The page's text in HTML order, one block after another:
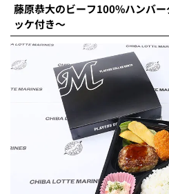
藤原恭大のビーフ100%ハンバ
ッケ付き～